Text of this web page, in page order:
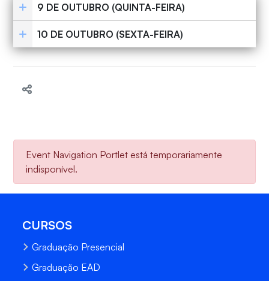
9 DE OUTUBRO (QUINTA-FEIRA)
10 DE OUTUBRO (SEXTA-FEIRA)
Event Navigation Portlet está temporariamente
indisponível.
CURSOS
Graduação Presencial
Graduação EAD